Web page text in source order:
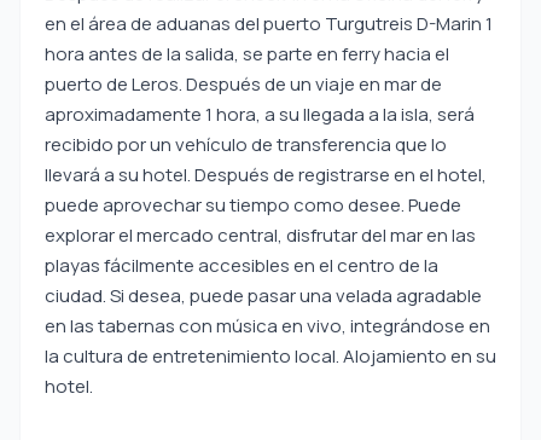
en el área de aduanas del puerto Turgutreis D-Marin 1
hora antes de la salida, se parte en ferry hacia el
puerto de Leros. Después de un viaje en mar de
aproximadamente 1 hora, a su llegada a la isla, será
recibido por un vehículo de transferencia que lo
llevará a su hotel. Después de registrarse en el hotel,
puede aprovechar su tiempo como desee. Puede
explorar el mercado central, disfrutar del mar en las
playas fácilmente accesibles en el centro de la
ciudad. Si desea, puede pasar una velada agradable
en las tabernas con música en vivo, integrándose en
la cultura de entretenimiento local. Alojamiento en su
hotel.